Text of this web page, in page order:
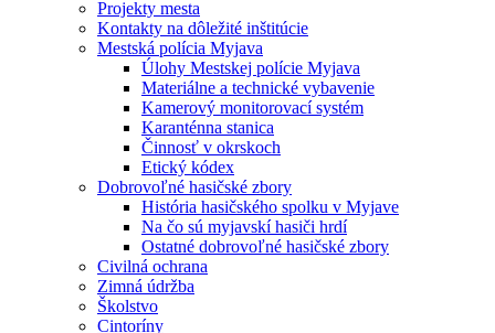
Projekty mesta
Kontakty na dôležité inštitúcie
Mestská polícia Myjava
Úlohy Mestskej polície Myjava
Materiálne a technické vybavenie
Kamerový monitorovací systém
Karanténna stanica
Činnosť v okrskoch
Etický kódex
Dobrovoľné hasičské zbory
História hasičského spolku v Myjave
Na čo sú myjavskí hasiči hrdí
Ostatné dobrovoľné hasičské zbory
Civilná ochrana
Zimná údržba
Školstvo
Cintoríny